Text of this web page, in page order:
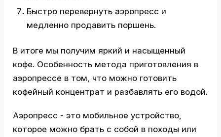
Быстро перевернуть аэропресс и
медленно продавить поршень.
В итоге мы получим яркий и насыщенный
кофе. Особенность метода приготовления в
аэропрессе в том, что можно готовить
кофейный концентрат и разбавлять его водой.
Аэропресс - это мобильное устройство,
которое можно брать с собой в походы или